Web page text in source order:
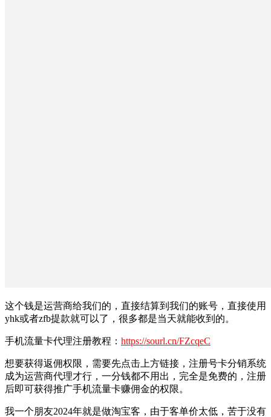
这个钱是运营商给我们的，直接结算到我们的账号，直接使用
yhk或者zfb提款就可以了，很多都是当天就能收到的。
手机流量卡代理注册教程： https://sourl.cn/FZcqeC
想要获得返佣权限，需要先点击上方链接，注册号卡分销系统
成为运营商代理才行，一分钱都不用出，完全是免费的，注册
后即可获得推广手机流量卡赚佣金的权限。
我一个朋友2024年就是做淘宝客，由于客单价太低，苦于没有